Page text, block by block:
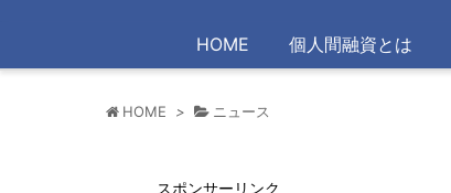
HOME 個人間融資とは
HOME > ニュース
スポンサーリンク